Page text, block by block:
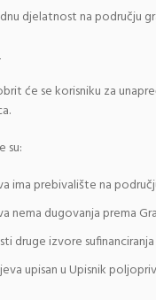
djelatnost na području
će se korisniku za
su:
ima prebivalište na
nema dugovanja prema
druge izvore
upisan u Upisnik